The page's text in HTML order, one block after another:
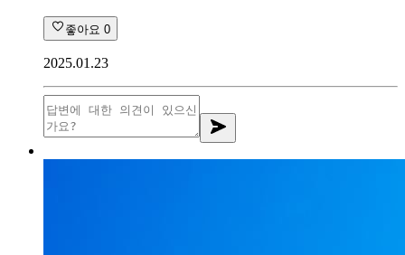
좋아요 0
2025.01.23